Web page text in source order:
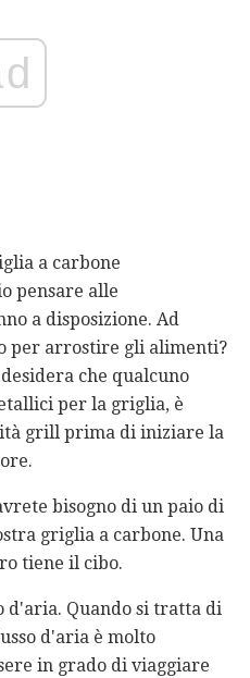
a carbone
pensare alle
a disposizione. Ad
per arrostire gli alimenti?
che qualcuno
per la griglia, è
grill prima di iniziare la
bisogno di un paio di
griglia a carbone. Una
tiene il cibo.
d'aria. Quando si tratta di
d'aria è molto
in grado di viaggiare